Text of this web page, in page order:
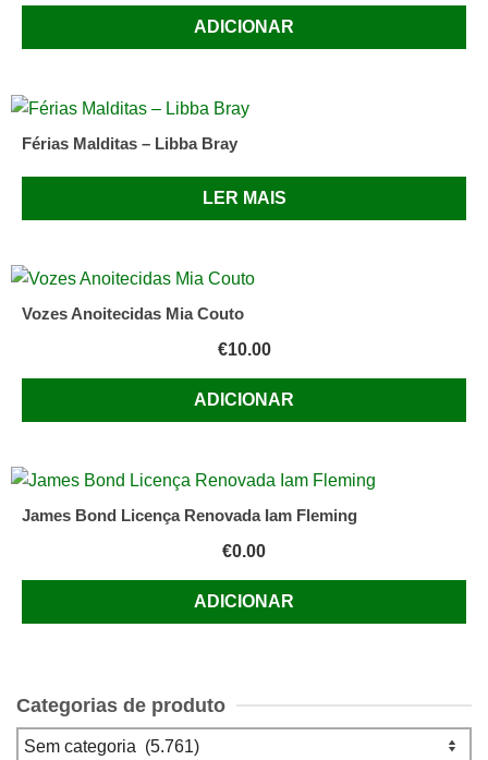
ADICIONAR
Férias Malditas – Libba Bray
LER MAIS
Vozes Anoitecidas Mia Couto
€10.00
ADICIONAR
James Bond Licença Renovada Iam Fleming
€0.00
ADICIONAR
Categorias de produto